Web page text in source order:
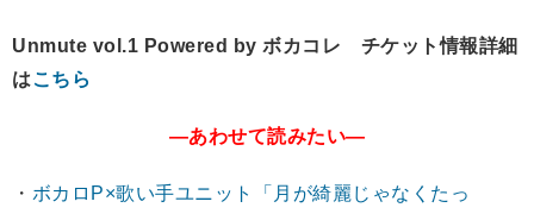
Unmute vol.1 Powered by ボカコレ チケット情報詳細
はこちら
―あわせて読みたい―
・ ボカロP×歌い手ユニット「月が綺麗じゃなくたっ